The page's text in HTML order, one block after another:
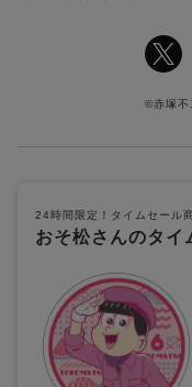
©赤塚不
24時間限定！タイムセール
おそ松さんのタイ